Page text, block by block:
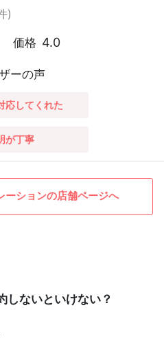
)
価格 4.0
ーの声
応してくれた
が丁寧
ーションの店舗ページへ
しないといけない？